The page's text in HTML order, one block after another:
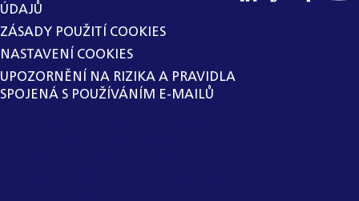
ÚDAJŮ
ZÁSADY POUŽITÍ COOKIES
NASTAVENÍ COOKIES
UPOZORNĚNÍ NA RIZIKA A PRAVIDLA
SPOJENÁ S POUŽÍVÁNÍM E-MAILŮ